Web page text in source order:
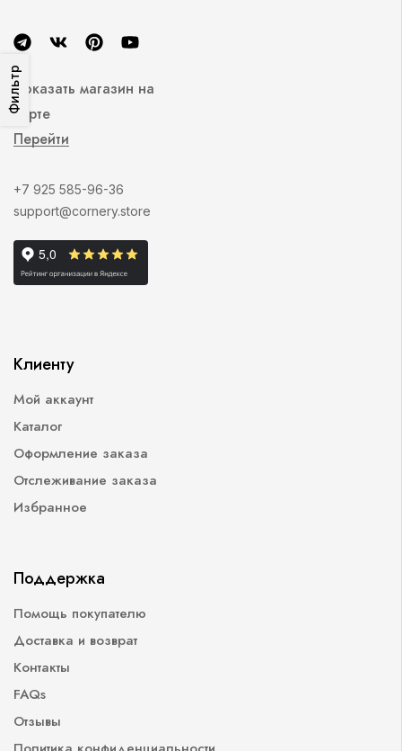
ФильтрПоказать магазин на
карте
Перейти
+7 925 585-96-36
support@cornery.store
Клиенту
Мой аккаунт
Каталог
Оформление заказа
Отслеживание заказа
Избранное
Поддержка
Помощь покупателю
Доставка и возврат
Контакты
FAQs
Отзывы